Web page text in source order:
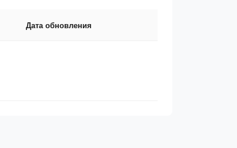
Дата обновления